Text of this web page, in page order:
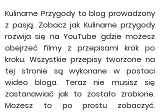
Kulinarne Przygody to blog prowadzony
z pasją. Zobacz jak Kulinarne przygody
rozwija się na YouTube gdzie możesz
obejrzeć filmy z przepisami krok po
kroku. Wszystkie przepisy tworzone na
tej stronie są wykonane w postaci
wideo bloga. Teraz nie musisz się